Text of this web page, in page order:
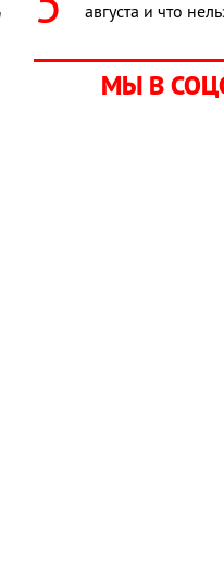
августа и что
МЫ В